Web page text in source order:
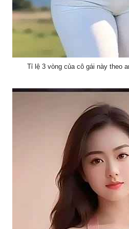
Tỉ lệ 3 vòng của cô gái này theo